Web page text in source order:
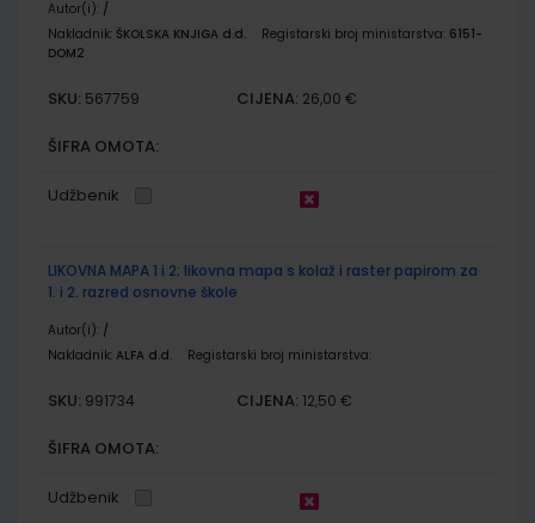
Autor(i): /
Nakladnik: ŠKOLSKA KNJIGA d.d. Registarski broj ministarstva: 6151-
DOM2
SKU: 567759 CIJENA: 26,00 €
ŠIFRA OMOTA:
Udžbenik
LIKOVNA MAPA 1 i 2; likovna mapa s kolaž i raster papirom za
1. i 2. razred osnovne škole
Autor(i): /
Nakladnik: ALFA d.d. Registarski broj ministarstva:
SKU: 991734 CIJENA: 12,50 €
ŠIFRA OMOTA:
Udžbenik